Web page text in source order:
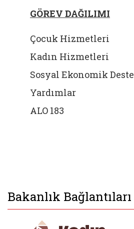
GÖREV DAĞILIMI
Çocuk Hizmetleri
Kadın Hizmetleri
Sosyal Ekonomik
Yardımlar
ALO 183
Bakanlık Bağlantıları